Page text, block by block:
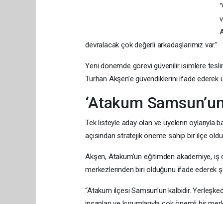
devralacak çok değerli arkadaşlarımız var.”
Yeni dönemde görevi güvenilir isimlere
Turhan Akşen’e güvendiklerini ifade ederek
‘Atakum
Tek listeyle aday olan ve üyelerin oylarıyla
açısından stratejik öneme sahip bir ilçe
Akşen, Atakum’un eğitimden akademiye,
merkezlerinden biri olduğunu ifade ederek
“Atakum ilçesi Samsun’un kalbidir.